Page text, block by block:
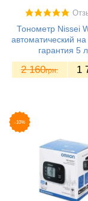
Тонометр Nissei
автоматический на
гарантия 5
2 160грн. 1
-10%